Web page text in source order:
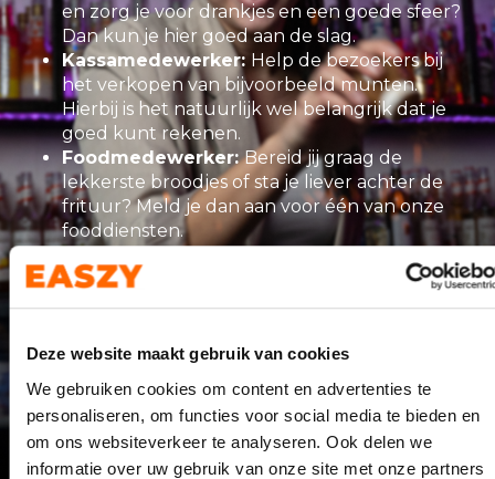
Deze website maakt gebruik van cookies
We gebruiken cookies om content en advertenties te
personaliseren, om functies voor social media te bieden en
om ons websiteverkeer te analyseren. Ook delen we
informatie over uw gebruik van onze site met onze partners
en zorg je voor drankjes en een goede sfeer?
Dan kun je hier goed aan de slag.
Kassamedewerker: Help de bezoekers bij
het verkopen van bijvoorbeeld munten.
Hierbij is het natuurlijk wel belangrijk dat je
goed kunt rekenen.
Foodmedewerker:Bereid jij graag de
lekkerste broodjes of sta je liever achter de
frituur? Meld je dan aan voor één van onze
fooddiensten.
overzicht houden? Dan is tickets scannen
perfect voor jou. Jij zorgt voor een snelle en
iedereen een geldig ticket heeft.
Geen ervaring? Geen probleem! Voor iedereen is er
een passende plek te vinden en we helpen je graag
op weg.